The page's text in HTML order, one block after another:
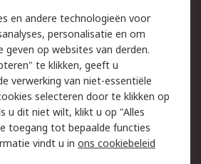
Email veiligheid
Websitevoorwaarden
en andere technologieën voor
personalisatie en om
op websites van derden.
te klikken, geeft u
verwerking van niet-essentiële
selecteren door te klikken op
u dit niet wilt, klikt u op "Alles
toegang tot bepaalde functies
vindt u in ons cookiebeleid